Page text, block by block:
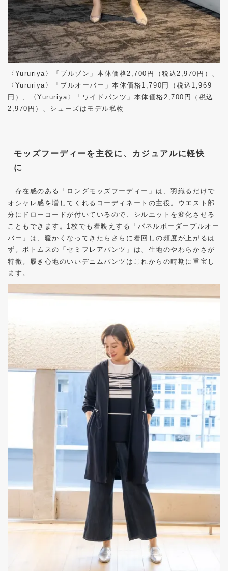
〈Yururiya〉「ブルゾン」本体価格2,700円（税込2,970円）、
〈Yururiya〉「プルオーバー」本体価格1,790円（税込1,969
円）、〈Yururiya〉「ワイドパンツ」本体価格2,700円（税込
2,970円）、シューズはモデル私物
モッズフーディーを主役に、カジュアルに軽快
に
存在感のある「ロングモッズフーディー」は、羽織るだけで
オシャレ感を増してくれるコーディネートの主役。ウエスト部
分にドローコードが付いているので、シルエットを変化させる
こともできます。1枚でも着映えする「パネルボーダープルオー
バー」は、暖かくなってきたらさらに着回しの頻度が上がるは
ず。ボトムスの「セミフレアパンツ」は、生地のやわらかさが
特徴。履き心地のいいデニムパンツはこれからの時期に重宝し
ます。